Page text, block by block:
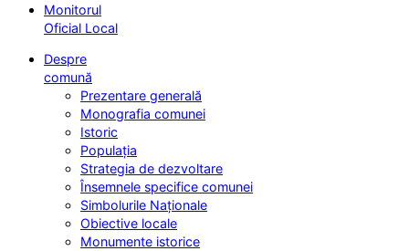
Monitorul
Oficial Local
Despre
comună
Prezentare generală
Monografia comunei
Istoric
Populația
Strategia de dezvoltare
Însemnele specifice comunei
Simbolurile Naționale
Obiective locale
Monumente istorice